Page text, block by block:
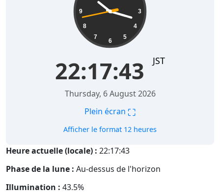
3
4
5
6
7
8
9
22:17:44 JST
Thursday, 6 August 2026
Plein écran ⛶
Afficher le format 12 heures
Heure actuelle (locale) : 22:17:44
Phase de la lune : Au-dessus de l'horizon
Illumination : 43.5%